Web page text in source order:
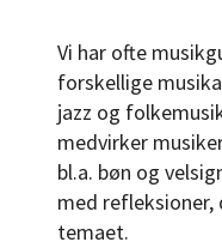
Vi har ofte
forskellige
jazz og
medvirker
bl.a. bøn og
med refleksioner,
temaet.